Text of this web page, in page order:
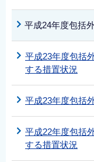
平成24年度包括
平成23年度包括
する措置状況
平成23年度包括
平成22年度包括
する措置状況